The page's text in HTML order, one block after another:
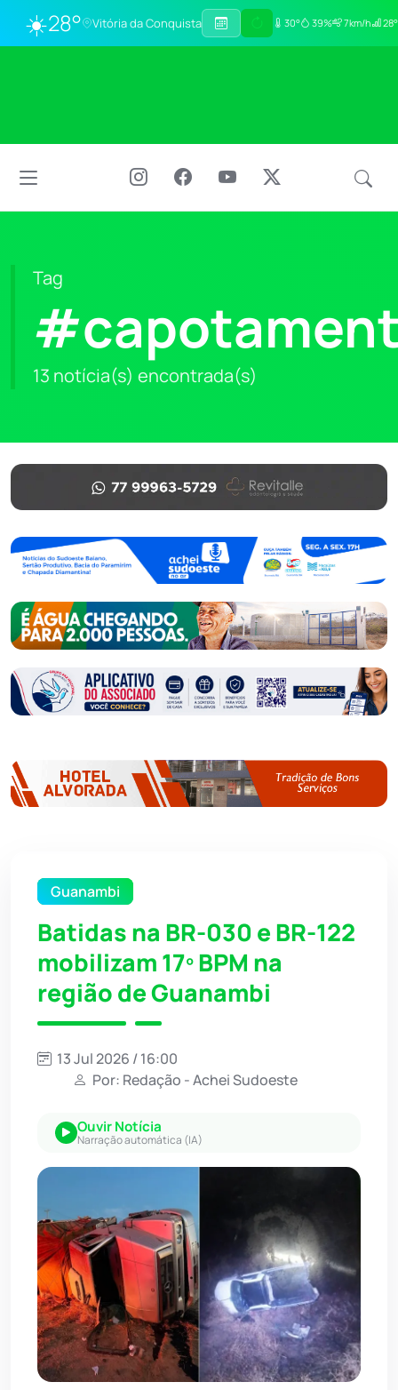
☀️28° Vitória da Conquista 30° 39% 7km/h
Tag
13 notícia(s) encontrada(s)
Guanambi
Batidas na BR-030 e BR-122
mobilizam 17º BPM na
região de Guanambi
13 Jul 2026 / 16:00
Por: Redação - Achei Sudoeste
Ouvir Notícia
Narração automática (IA)